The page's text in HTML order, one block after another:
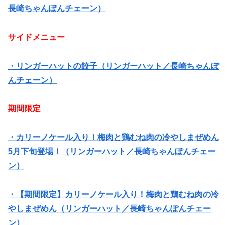
長崎ちゃんぽんチェーン）
サイドメニュー
・リンガーハットの餃子（リンガーハット／長崎ちゃんぽ
んチェーン）
期間限定
・カリーノケール入り！梅肉と鶏むね肉の冷やしまぜめん
5月下旬登場！（リンガーハット／長崎ちゃんぽんチェー
ン）
・【期間限定】カリーノケール入り！梅肉と鶏むね肉の冷
やしまぜめん（リンガーハット／長崎ちゃんぽんチェー
ン）